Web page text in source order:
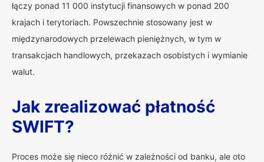
łączy ponad 11 000 instytucji finansowych w ponad 200
krajach i terytoriach. Powszechnie stosowany jest w
międzynarodowych przelewach pieniężnych, w tym w
transakcjach handlowych, przekazach osobistych i wymianie
walut.
Jak zrealizować płatność
SWIFT?
Proces może się nieco różnić w zależności od banku, ale oto